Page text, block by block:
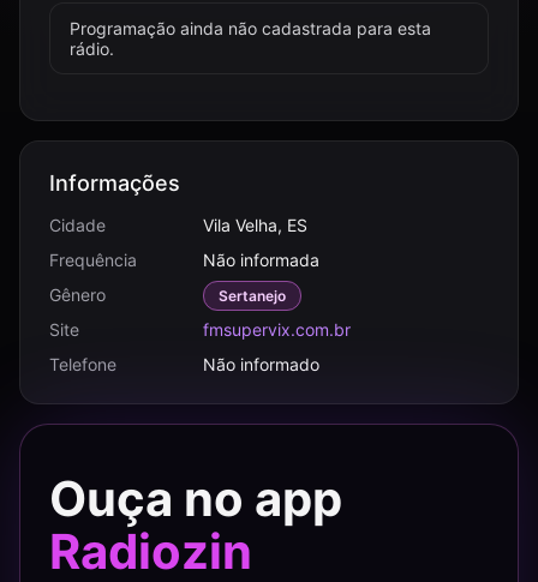
Programação ainda não cadastrada para esta
rádio.
Informações
Cidade
Vila Velha, ES
Frequência
Não informada
Gênero
Sertanejo
Site
fmsupervix.com.br
Telefone
Não informado
Ouça no app
Radiozin